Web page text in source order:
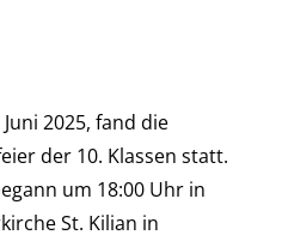
2025, fand die
der 10. Klassen statt.
um 18:00 Uhr in
St. Kilian in